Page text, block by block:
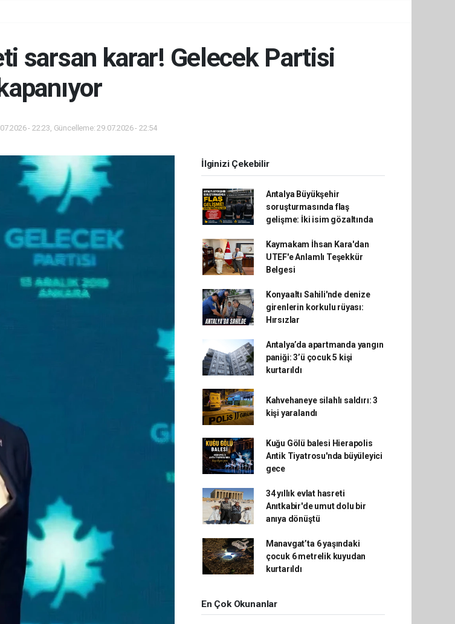
sarsan karar! Gelecek Partisi
- 22:23, Güncelleme: 29.07.2026 - 22:54
İlginizi Çekebilir
Antalya Büyükşehir
soruşturmasında flaş
gelişme: İki isim gözaltında
Kaymakam İhsan Kara'dan
UTEF'e Anlamlı Teşekkür
Belgesi
Konyaaltı Sahili'nde denize
girenlerin korkulu rüyası:
Hırsızlar
Antalya’da apartmanda yangın
paniği: 3’ü çocuk 5 kişi
kurtarıldı
Kahvehaneye silahlı saldırı: 3
kişi yaralandı
Kuğu Gölü balesi Hierapolis
Antik Tiyatrosu'nda büyüleyici
gece
34 yıllık evlat hasreti
Anıtkabir'de umut dolu bir
anıya dönüştü
Manavgat’ta 6 yaşındaki
çocuk 6 metrelik kuyudan
kurtarıldı
En Çok Okunanlar